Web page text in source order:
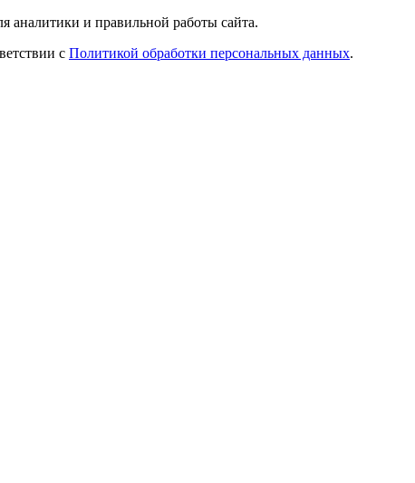
аналитики и правильной работы сайта.
с Политикой обработки персональных данных.